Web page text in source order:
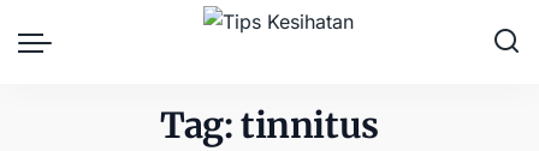
Tag:tinnitus